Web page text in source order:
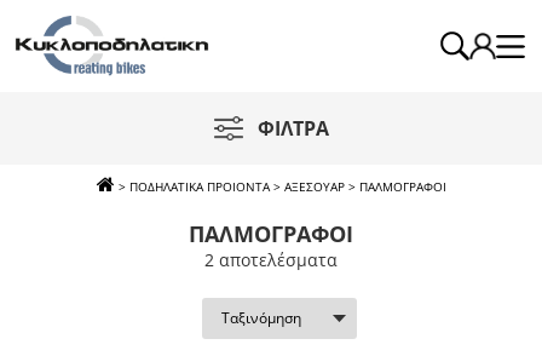
ΦΙΛΤΡΑ
> ΠΟΔΗΛΑΤΙΚΑ ΠΡΟΙΟΝΤΑ > ΑΞΕΣΟΥΑΡ >ΠΑΛΜΟΓΡΑΦΟΙ
ΠΑΛΜΟΓΡΑΦΟΙ
2 απoτελέσματα